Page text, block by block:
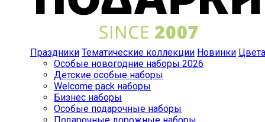
Праздники Тематические коллекции Новинки Цвета
Особые новогодние наборы 2026
Детские особые наборы
Welcome pack наборы
Бизнес наборы
Особые подарочные наборы